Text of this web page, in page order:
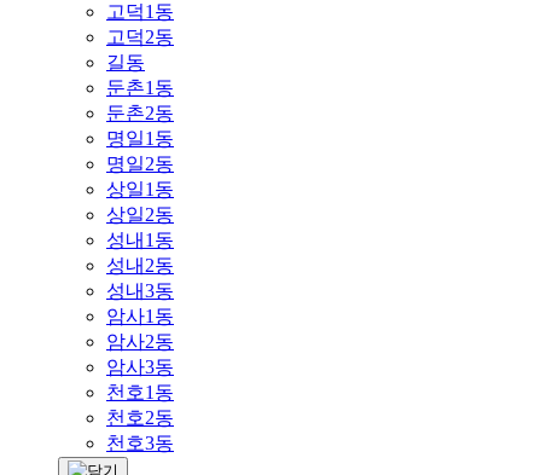
고덕1동
고덕2동
길동
둔촌1동
둔촌2동
명일1동
명일2동
상일1동
상일2동
성내1동
성내2동
성내3동
암사1동
암사2동
암사3동
천호1동
천호2동
천호3동